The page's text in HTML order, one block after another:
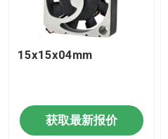
15x15x04mm
获取最新报价